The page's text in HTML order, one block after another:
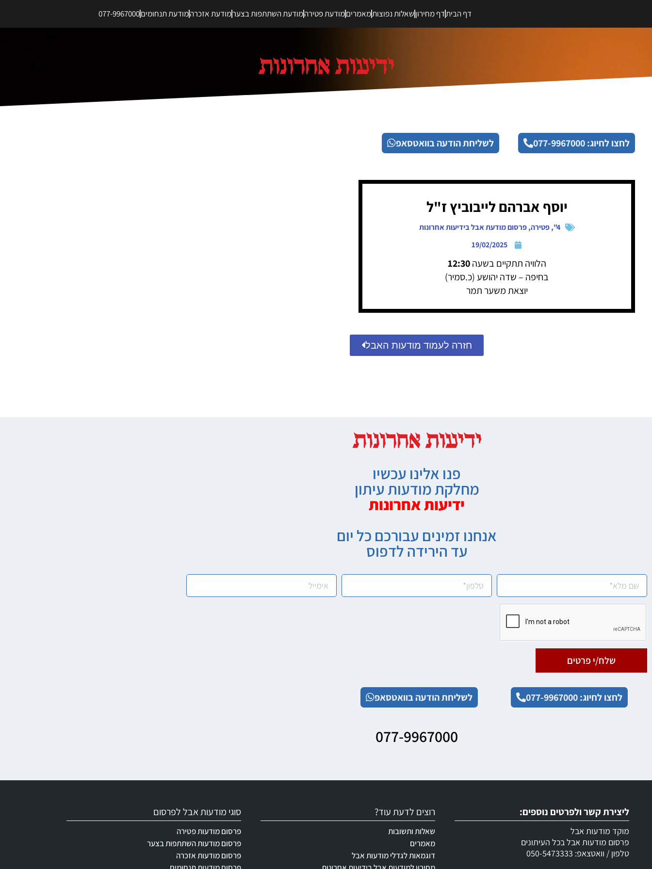
דף הביתדף מחירוןשאלות נפוצותמאמריםמודעת פטירהמודעת השתתפות בצערמודעת אזכרהמודעת תנחומים077-9967000
לחצו לחיוג: 077-9967000 לשליחת הודעה בוואטסאפ
יוסף אברהם לייבוביץ ז"ל
4"
,פטירה,פרסום מודעת אבל בידיעות אחרונות
19/02/2025
הלוויה תתקיים בשעה12:30
בחיפה – שדה יהושע (כ.סמיר)
יוצאת משער תמר
חזרה לעמוד מודעות האבל
פנו אלינו עכשיו
מחלקת מודעות עיתון
ידיעות אחרונות
אנחנו זמינים עבורכם כל יום
עד הירידה לדפוס
שלח/י פרטים
לחצו לחיוג: 077-9967000 לשליחת הודעה בוואטסאפ
077-9967000
ליצירת קשר ולפרטים נוספים:
מוקד מודעות אבל
פרסום מודעות אבל בכל העיתונים
טלפון / וואטצאפ: 050-5473333
רוצים לדעת עוד?
שאלות ותשובות
מאמרים
דוגמאות לגדלי מודעות אבל
סוגי מודעות אבל לפרסום
פרסום מודעות פטירה
פרסום מודעות השתתפות בצער
פרסום מודעות אזכרה